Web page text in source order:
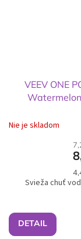
VEEV ONE
Nie je skladom
DETAIL
Svieža chuť